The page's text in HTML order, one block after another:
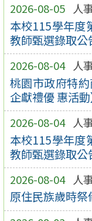
2026-08-05 人
本校115學年度
教師甄選錄取
2026-08-04 人
桃園市政府特
企獻禮優 惠活
2026-08-04 人
本校115學年度
教師甄選錄取
2026-08-04 人
原住民族歲時祭